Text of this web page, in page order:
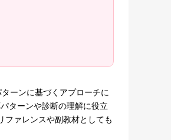
ーンに基づくアプローチに
ターンや診断の理解に役立
ファレンスや副教材としても